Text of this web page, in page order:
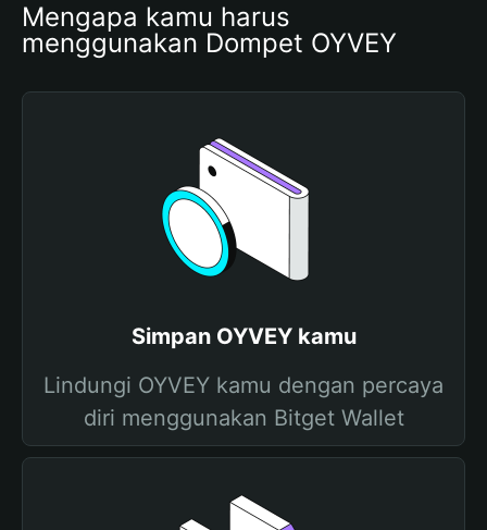
Mengapa kamu harus
menggunakan Dompet OYVEY
Simpan OYVEY kamu
Lindungi OYVEY kamu dengan percaya
diri menggunakan Bitget Wallet